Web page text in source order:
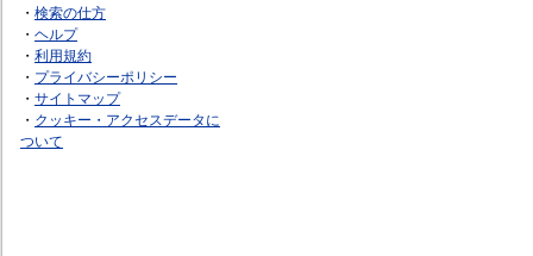
・ 検索の仕方
・ ヘルプ
・ 利用規約
・ プライバシーポリシー
・ サイトマップ
・ クッキー・アクセスデータに
ついて